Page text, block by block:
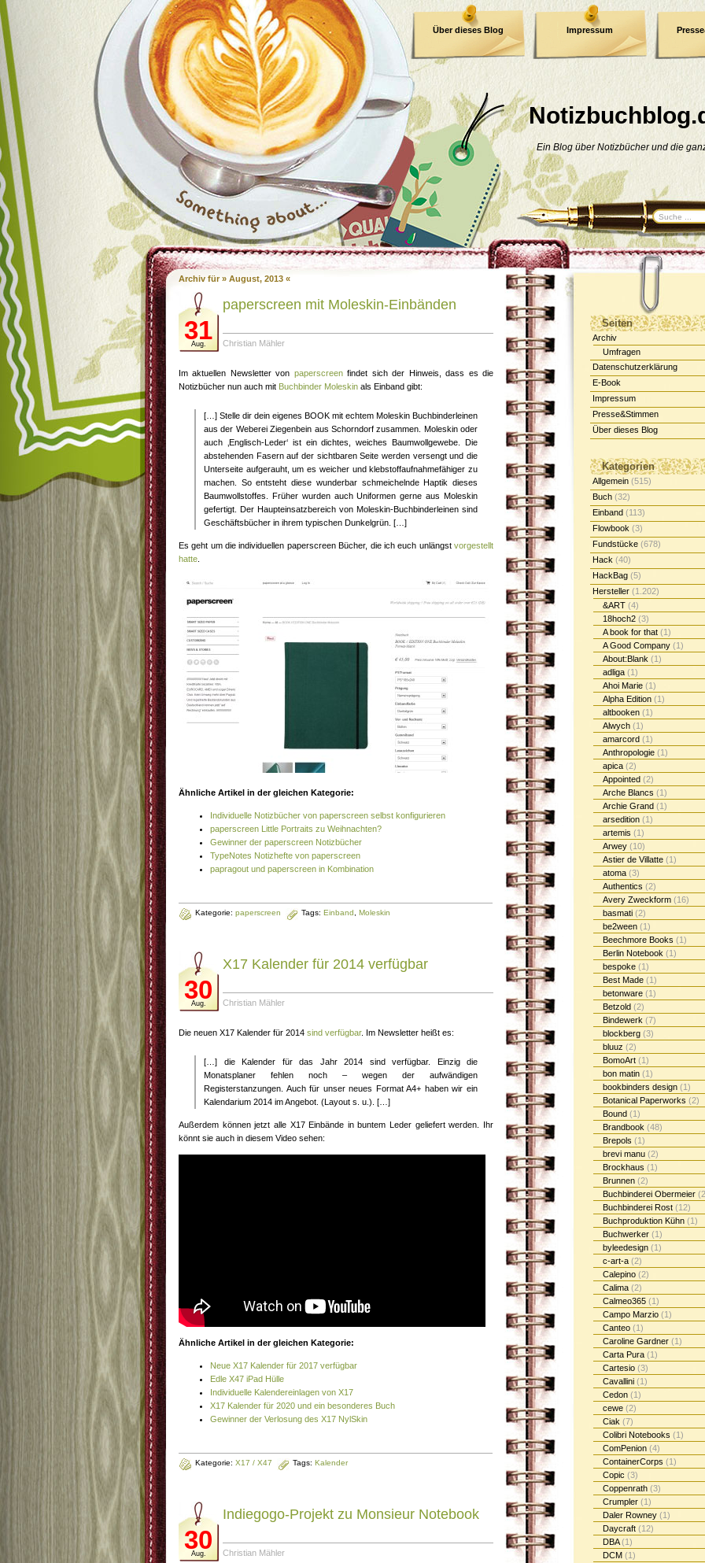
Ein Blog über Notizbücher und die
Über dieses Blog Impressum
Datenschutzerklärung
Archiv für » August, 2013 «
31
Aug.
paperscreen mit Moleskin-Einbänden
Christian Mähler
Im aktuellen Newsletter von paperscreenfindet sich der Hinweis, dass es die
Notizbücher nun auch mit Buchbinder Moleskin als Einband gibt:
[…] Stelle dir dein eigenes BOOK mit echtem Moleskin Buchbinderleinen
aus der Weberei Ziegenbein aus Schorndorf zusammen. Moleskin oder
auch ‚Englisch-Leder‘ ist ein dichtes, weiches Baumwollgewebe. Die
abstehenden Fasern auf der sichtbaren Seite werden versengt und die
Unterseite aufgerauht, um es weicher und klebstoffaufnahmefähiger zu
machen. So entsteht diese wunderbar schmeichelnde Haptik dieses
Baumwollstoffes. Früher wurden auch Uniformen gerne aus Moleskin
gefertigt. Der Haupteinsatzbereich von Moleskin-Buchbinderleinen sind
Geschäftsbücher in ihrem typischen Dunkelgrün. […]
Es geht um die individuellen paperscreen Bücher, die ich euch unlängst vorgestellt
hatte
Ähnliche Artikel in der gleichen Kategorie:
Individuelle Notizbücher von paperscreen selbst konfigurieren
paperscreen Little Portraits zu Weihnachten?
Gewinner der paperscreen Notizbücher
TypeNotes Notizhefte von paperscreen
papragout und paperscreen in Kombination
Kategorie: paperscreen Tags: Einband Moleskin
30
Aug.
X17 Kalender für 2014 verfügbar
Christian Mähler
Die neuen X17 Kalender für 2014 sind verfügbar. Im Newsletter heißt es:
[…] die Kalender für das Jahr 2014 sind verfügbar. Einzig die
Monatsplaner fehlen noch – wegen der aufwändigen
Registerstanzungen. Auch für unser neues Format A4+ haben wir ein
Kalendarium 2014 im Angebot. (Layout s. u.). […]
Außerdem können jetzt alle X17 Einbände in buntem Leder geliefert werden. Ihr
könnt sie auch in diesem Video sehen:
Ähnliche Artikel in der gleichen Kategorie:
Neue X17 Kalender für 2017 verfügbar
Edle X47 iPad Hülle
Individuelle Kalendereinlagen von X17
X17 Kalender für 2020 und ein besonderes Buch
Gewinner der Verlosung des X17 NylSkin
Kategorie: X17 / X47 Tags: Kalender
30
Aug.
Indiegogo-Projekt zu Monsieur Notebook
Christian Mähler
Seiten
Archiv
Umfragen
Datenschutzerklärung
E-Book
Impressum
Presse&Stimmen
Über dieses Blog
Kategorien
Allgemein (515)
Buch (32)
Einband (113)
Flowbook (3)
Fundstücke (678)
Hack (40)
HackBag (5)
Hersteller (1.202)
&ART (4)
18hoch2 (3)
A book for that (1)
A Good Company (1)
About:Blank (1)
adliga (1)
Ahoi Marie (1)
Alpha Edition (1)
altbooken (1)
Alwych (1)
amarcord (1)
Anthropologie (1)
apica (2)
Appointed (2)
Arche Blancs (1)
Archie Grand (1)
arsedition (1)
artemis (1)
Arwey (10)
Astier de Villatte (1)
atoma (3)
Authentics (2)
Avery Zweckform (16)
basmati (2)
be2ween (1)
Beechmore Books (1)
Berlin Notebook (1)
bespoke (1)
Best Made (1)
betonware (1)
Betzold (2)
Bindewerk (7)
blockberg (3)
bluuz (2)
BomoArt (1)
bon matin (1)
bookbinders design (1)
Botanical Paperworks (2)
Bound (1)
Brandbook (48)
Brepols (1)
brevi manu (2)
Brockhaus (1)
Brunnen (2)
Buchbinderei Obermeier
Buchbinderei Rost (12)
Buchproduktion Kühn (1)
Buchwerker (1)
byleedesign (1)
c-art-a (2)
Calepino (2)
Calima (2)
Calmeo365 (1)
Campo Marzio (1)
Canteo (1)
Caroline Gardner (1)
Carta Pura (1)
Cartesio (3)
Cavallini (1)
Cedon (1)
cewe (2)
Ciak (7)
Colibri Notebooks (1)
ComPenion (4)
ContainerCorps (1)
Copic (3)
Coppenrath (3)
Crumpler (1)
Daler Rowney (1)
Daycraft (12)
DBA(1)
DCM (1)